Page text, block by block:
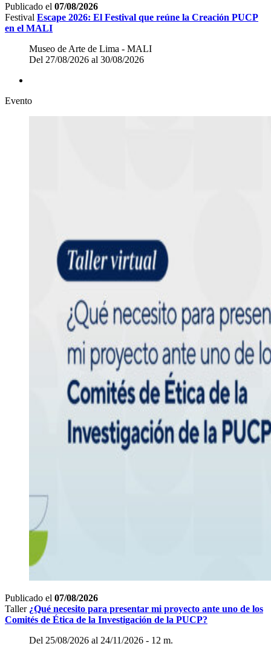
Publicado el 07/08/2026
Festival Escape 2026: El Festival que reúne la Creación PUCP
en el MALI
Museo de Arte de Lima - MALI
Del 27/08/2026 al 30/08/2026
Evento
Publicado el 07/08/2026
Taller ¿Qué necesito para presentar mi proyecto ante uno de los
Comités de Ética de la Investigación de la PUCP?
Del 25/08/2026 al 24/11/2026 - 12 m.